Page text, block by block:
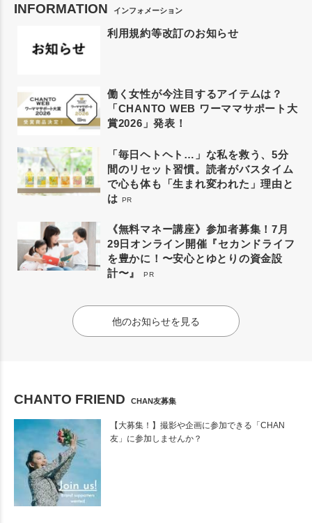
INFORMATION インフォメーション
利用規約等改訂のお知らせ
働く女性が今注目するアイテムは？
「CHANTO WEB ワーママサポート大
賞2026」発表！
「毎日ヘトヘト…」な私を救う、5分
間のリセット習慣。読者がバスタイム
で心も体も「生まれ変われた」理由と
は PR
《無料マネー講座》参加者募集！7月
29日オンライン開催『セカンドライフ
を豊かに！〜安心とゆとりの資金設
計〜』
PR
他のお知らせを見る
CHANTO FRIEND CHAN友募集
【大募集！】撮影や企画に参加できる「CHAN
友」に参加しませんか？